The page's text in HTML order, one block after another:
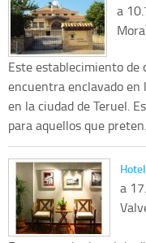
a
Este establecimiento de
encuentra enclavado en
en la ciudad de Teruel.
para aquellos que
a